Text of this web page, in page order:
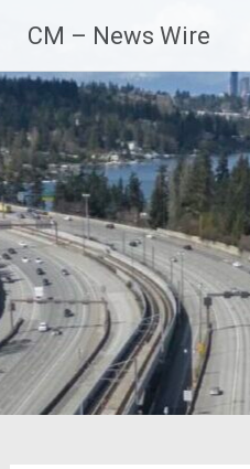
Inhalt
springen
CM – News Wire